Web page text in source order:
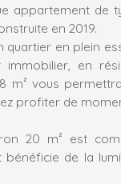
appartement de
en 2019.
quartier en plein
en
m² vous
profiter de
20 m² est
bénéficie de la